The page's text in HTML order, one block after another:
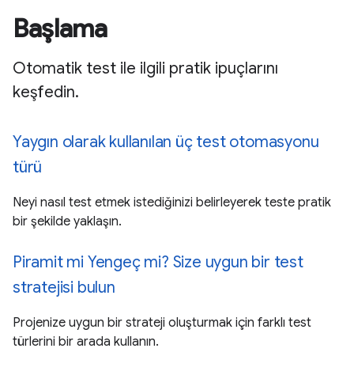
Başlama
Otomatik test ile ilgili pratik ipuçlarını
keşfedin.
Yaygın olarak kullanılan üç test otomasyonu
türü
Neyi nasıl test etmek istediğinizi belirleyerek teste pratik
bir şekilde yaklaşın.
Piramit mi Yengeç mi? Size uygun bir test
stratejisi bulun
Projenize uygun bir strateji oluşturmak için farklı test
türlerini bir arada kullanın.